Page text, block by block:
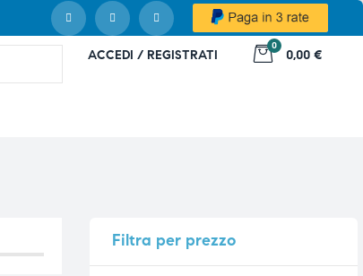
ACCEDI / REGISTRATI
0
0,00 €
Filtra per prezzo